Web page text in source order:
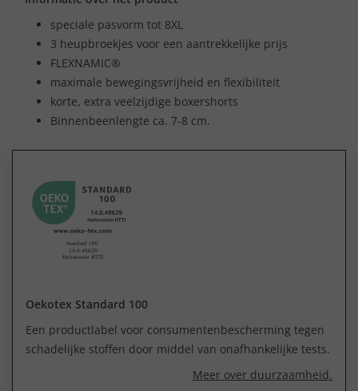
speciale pasvorm tot 8XL
3 heupbroekjes voor een aantrekkelijke prijs
FLEXNAMIC®
maximale bewegingsvrijheid en flexibiliteit
korte, extra veelzijdige boxershorts
Binnenbeenlengte ca. 7-8 cm.
Oekotex Standard 100
Een productlabel voor consumentenbescherming tegen
schadelijke stoffen door middel van onafhankelijke tests.
Meer over duurzaamheid.